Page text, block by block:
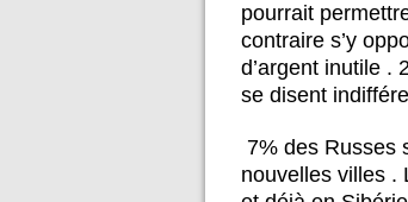
pourrait
contraire s’y
d’argent inutile .
se disent
7% des Russes
nouvelles villes .